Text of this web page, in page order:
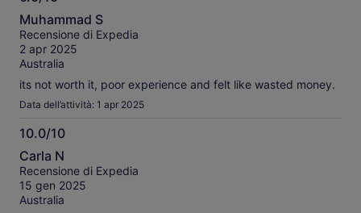
6.0
su
10
Muhammad S
Recensione di Expedia
2 apr 2025
Australia
its not worth it, poor experience and felt like wasted money.
Data dell’attività: 1 apr 2025
10.0/10
10.0
su
10
Carla N
Recensione di Expedia
15 gen 2025
Australia